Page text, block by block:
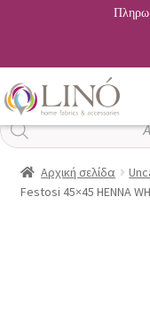
Αναζήτηση
προϊόντων
Αρχική σελίδα
Festosi 45×45 HENNA